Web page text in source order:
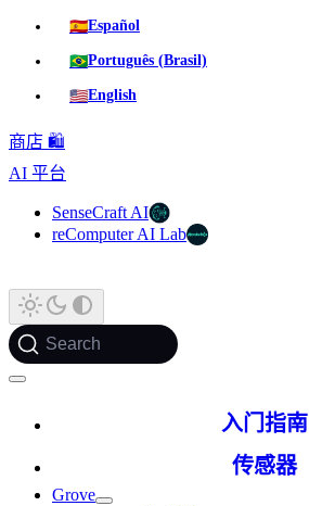
🇪🇸Español
🇧🇷Português (Brasil)
🇺🇸English
商店 🛍️
AI 平台
SenseCraft AI
reComputer AI Lab
Search
入门指南
传感器
Grove